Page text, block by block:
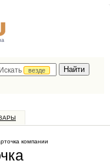
Искать
везде
компании